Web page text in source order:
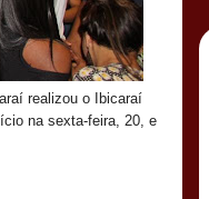
realizou o Ibicaraí
na sexta-feira, 20, e